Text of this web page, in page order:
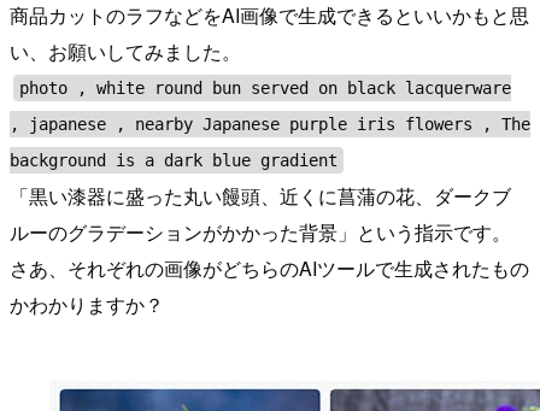
商品カットのラフなどをAI画像で生成できるといいかもと思
い、お願いしてみました。
photo , white round bun served on black lacquerware
, japanese , nearby Japanese purple iris flowers , The
background is a dark blue gradient
「黒い漆器に盛った丸い饅頭、近くに菖蒲の花、ダークブ
ルーのグラデーションがかかった背景」という指示です。
さあ、それぞれの画像がどちらのAIツールで生成されたもの
かわかりますか？